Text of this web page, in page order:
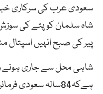
سعودی عرب کی سرکاری
شاہ سلمان کو پتے کی
پیر کی صبح انہیں اسپتال
شاہی محل سے جاری ہونے
ہےکہ84سالہ سعودی